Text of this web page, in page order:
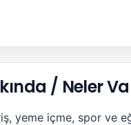
/ Neler
yeme içme, spor ve